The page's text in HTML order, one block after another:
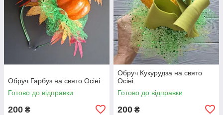
Обруч Гарбуз на свято Осіні
Готово до відправки
200 ₴
Обруч Кукурудза на свято
Осіні
Готово до відправки
200 ₴